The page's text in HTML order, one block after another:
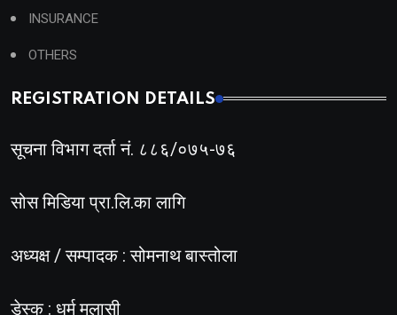
INSURANCE
OTHERS
REGISTRATION DETAILS
सूचना विभाग दर्ता नं. ८८६/०७५-७६
सोस मिडिया प्रा.लि.का लागि
अध्यक्ष / सम्पादक : सोमनाथ बास्तोला
डेस्क : धर्म मलासी